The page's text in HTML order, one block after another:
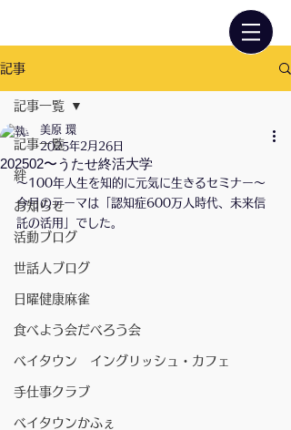
記事
記事一覧
絆
お知らせ
活動ブログ
世話人ブログ
日曜健康麻雀
食べよう会だべろう会
ベイタウン イングリッシュ・カフェ
手仕事クラブ
ベイタウンかふぇ
記事一覧
202502〜うたせ終活大学
美原 環
2025年2月26日
〜100年人生を知的に元気に生きるセミナー〜
今月のテーマは「認知症600万人時代、未来信
託の活用」でした。